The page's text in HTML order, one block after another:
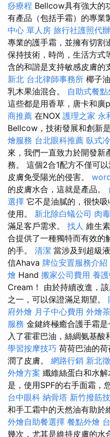
痧療程 Bellcow具有強大的
有產品（包括手霜）的專業
中心 單人房 旅行社護照代
專業的護手霜，並擁有切割
保持技術，時尚，生活方式
含的和諧是支持敏感皮膚的
新北 台北律師事務所 椰子
乳木果油混合。 自助式餐點
這些都是用香草，唐卡和廣
商推薦 在NOX 護理之家 永
Bellcow，技術發展和創新
燴服務 台北眼科推薦 臥式
來，我們一直致力於開發新
務。 這個2合1配方不僅可
皮膚免受陽光的侵害。
的皮膚水合，這就是產品。
選擇 它不是油膩的，很快
使用。 新北除白蟻公司 肉
滿足客戶需求。 找人 維生
合提供了一種獨特而有效的
的手。 清潔 當涉及到超級
信Ahava 牌位安置服務介紹
燴 Hand 搬家公司費用 養
Cream！ 由於持續改進，
之一，可以保證滿足期望。
府外燴 月子中心費用 外燴
服務 金鍵終極癒合護手霜
入了霍霍巴油，絲綢氨基酸
學習按摩技巧 荷荷巴油的
潤了皮膚。 網路行銷 新北
外燴方案 纖維絲蛋白和水
是，使用SPF的右手面霜，
台中眼科 納骨塔 新竹撥筋
和手工霜中的天然油有助於
外燴自助餐選擇 餐點外燴
幾次，尤其是維持皮膚的水